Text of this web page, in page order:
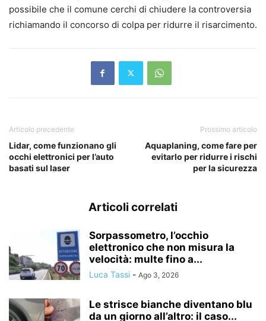
possibile che il comune cerchi di chiudere la controversia
richiamando il concorso di colpa per ridurre il risarcimento.
Articolo precedente
Lidar, come funzionano gli
occhi elettronici per l’auto
basati sul laser
Prossimo articolo
Aquaplaning, come fare per
evitarlo per ridurre i rischi
per la sicurezza
Articoli correlati
Sorpassometro, l’occhio
elettronico che non misura la
velocità: multe fino a...
Luca Tassi - Ago 3, 2026
Le strisce bianche diventano blu
da un giorno all’altro: il caso...